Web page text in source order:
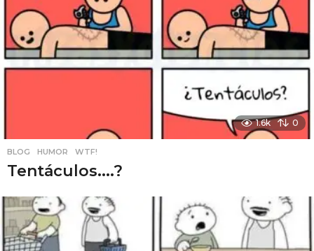
1.6k 0
BLOG ,HUMOR ,WTF!
Tentáculos....?